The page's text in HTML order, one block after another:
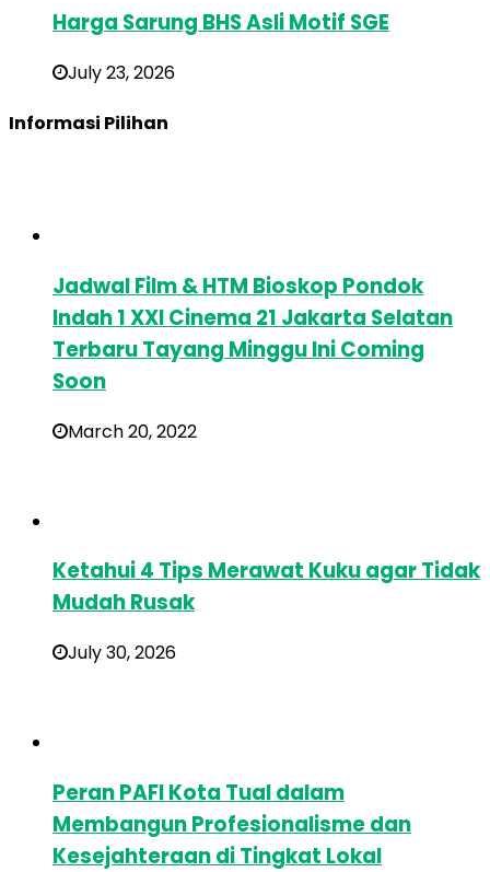
Harga Sarung BHS Asli Motif SGE
July 23, 2026
Informasi Pilihan
Jadwal Film & HTM Bioskop Pondok
Indah 1 XXI Cinema 21 Jakarta Selatan
Terbaru Tayang Minggu Ini Coming
Soon
March 20, 2022
Ketahui 4 Tips Merawat Kuku agar Tidak
Mudah Rusak
July 30, 2026
Peran PAFI Kota Tual dalam
Membangun Profesionalisme dan
Kesejahteraan di Tingkat Lokal